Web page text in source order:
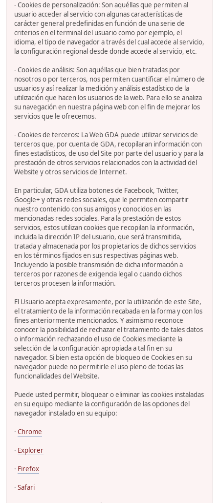
- Cookies de personalización: Son aquéllas que permiten al
usuario acceder al servicio con algunas características de
carácter general predefinidas en función de una serie de
criterios en el terminal del usuario como por ejemplo, el
idioma, el tipo de navegador a través del cual accede al servicio,
la configuración regional desde donde accede al servicio, etc.
- Cookies de análisis: Son aquéllas que bien tratadas por
nosotros o por terceros, nos permiten cuantificar el número de
usuarios y así realizar la medición y análisis estadístico de la
utilización que hacen los usuarios de la web. Para ello se analiza
su navegación en nuestra página web con el fin de mejorar los
servicios que le ofrecemos.
- Cookies de terceros: La Web GDA puede utilizar servicios de
terceros que, por cuenta de GDA, recopilaran información con
fines estadísticos, de uso del Site por parte del usuario y para la
prestación de otros servicios relacionados con la actividad del
Website y otros servicios de Internet.
En particular, GDA utiliza botones de Facebook, Twitter,
Google+ y otras redes sociales, que le permiten compartir
nuestro contenido con sus amigos y conocidos en las
mencionadas redes sociales. Para la prestación de estos
servicios, estos utilizan cookies que recopilan la información,
incluida la dirección IP del usuario, que será transmitida,
tratada y almacenada por los propietarios de dichos servicios
en los términos fijados en sus respectivas páginas web.
Incluyendo la posible transmisión de dicha información a
terceros por razones de exigencia legal o cuando dichos
terceros procesen la información.
El Usuario acepta expresamente, por la utilización de este Site,
el tratamiento de la información recabada en la forma y con los
fines anteriormente mencionados. Y asimismo reconoce
conocer la posibilidad de rechazar el tratamiento de tales datos
o información rechazando el uso de Cookies mediante la
selección de la configuración apropiada a tal fin en su
navegador. Si bien esta opción de bloqueo de Cookies en su
navegador puede no permitirle el uso pleno de todas las
funcionalidades del Website.
Puede usted permitir, bloquear o eliminar las cookies instaladas
en su equipo mediante la configuración de las opciones del
navegador instalado en su equipo:
· Chrome
· Explorer
· Firefox
· Safari